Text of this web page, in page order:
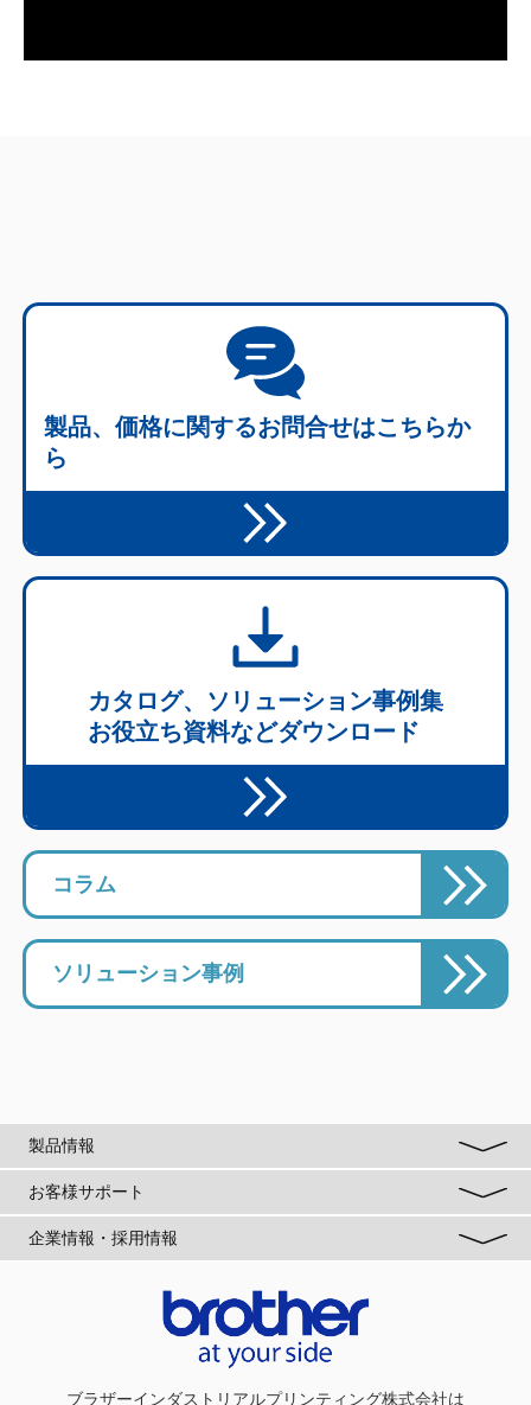
製品、価格に関するお問合せはこちらか
ら
カタログ、ソリューション事例集
お役立ち資料などダウンロード
コラム
ソリューション事例
製品情報
お客様サポート
企業情報・採用情報
ブラザーインダストリアルプリンティング株式会社は